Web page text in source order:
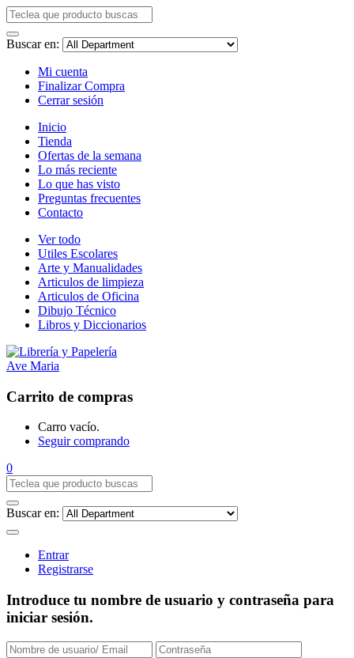
Buscar en:
Mi cuenta
Finalizar Compra
Cerrar sesión
Inicio
Tienda
Ofertas de la semana
Lo más reciente
Lo que has visto
Preguntas frecuentes
Contacto
Ver todo
Utiles Escolares
Arte y Manualidades
Articulos de limpieza
Articulos de Oficina
Dibujo Técnico
Libros y Diccionarios
Carrito de compras
Carro vacío.
Seguir comprando
0
Buscar en:
Entrar
Registrarse
Introduce tu nombre de usuario y contraseña para
iniciar sesión.